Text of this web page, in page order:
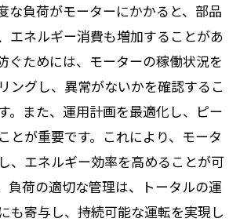
な負荷がモーターにかかると、部品
エネルギー消費も増加することがあ
ぐためには、モーターの稼働状況を
ングし、異常がないかを確認するこ
。また、運用計画を最適化し、ピー
とが重要です。これにより、モータ
、エネルギー効率を高めることが可
負荷の適切な管理は、トータルの運
も寄与し、持続可能な運転を実現し